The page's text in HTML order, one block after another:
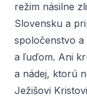
režim násilne
Slovensku a
spoločenstvo
a ľuďom. Ani
a nádej, ktorú
Ježišovi